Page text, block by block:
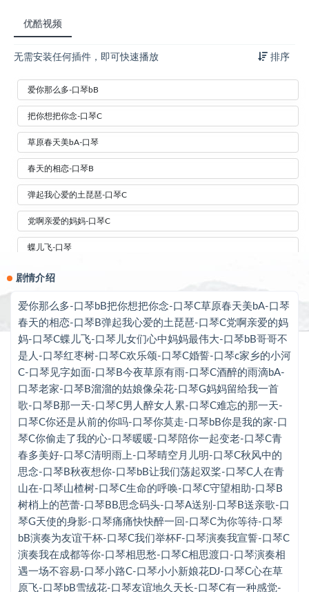
优酷视频
无需安装任何插件，即可快速播放 排序
爱你那么多-口琴bB
把你想把你念-口琴C
草原春天美bA-口琴
春天的相恋-口琴B
弹起我心爱的土琵琶-口琴C
党啊亲爱的妈妈-口琴C
蝶儿飞-口琴
儿女们心中妈妈最伟大-口琴bB
哥哥不是人-口琴
红枣树-口琴C
欢乐颂-口琴C
婚誓-口琴c
家乡的小河C-口琴
今夜草原有雨-口琴C
酒醉的雨滴bA-口琴
老家-口琴B
溜溜的姑娘像朵花-口琴G
妈妈留给我一首歌-口琴B
那一天-口琴C
剧情介绍
爱你那么多-口琴bB把你想把你念-口琴C草原春天美bA-口琴
春天的相恋-口琴B弹起我心爱的土琵琶-口琴C党啊亲爱的妈
妈-口琴C蝶儿飞-口琴儿女们心中妈妈最伟大-口琴bB哥哥不
是人-口琴红枣树-口琴C欢乐颂-口琴C婚誓-口琴c家乡的小河
C-口琴见字如面-口琴B今夜草原有雨-口琴C酒醉的雨滴bA-
口琴老家-口琴B溜溜的姑娘像朵花-口琴G妈妈留给我一首
歌-口琴B那一天-口琴C男人醉女人累-口琴C难忘的那一天-
口琴C你还是从前的你吗-口琴你莫走-口琴bB你是我的家-口
琴C你偷走了我的心-口琴暖暖-口琴陪你一起变老-口琴C青
春多美好-口琴C清明雨上-口琴晴空月儿明-口琴C秋风中的
思念-口琴B秋夜想你-口琴bB让我们荡起双桨-口琴C人在青
山在-口琴山楂树-口琴C生命的呼唤-口琴C守望相助-口琴B
树梢上的芭蕾-口琴BB思念码头-口琴A送别-口琴B送亲歌-口
琴G天使的身影-口琴痛痛快快醉一回-口琴C为你等待-口琴
bB演奏为友谊干杯-口琴C我们举杯F-口琴演奏我宣誓-口琴C
演奏我在成都等你-口琴相思愁-口琴C相思渡口-口琴演奏相
遇一场不容易-口琴小路C-口琴小小新娘花DJ-口琴C心在草
原飞-口琴bB雪绒花-口琴友谊地久天长-口琴C有一种感觉-